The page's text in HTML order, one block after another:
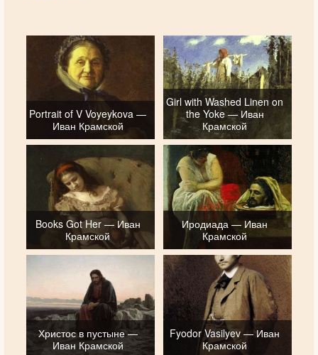
Portrait of V Voyeykova —
Иван Крамской
Girl with Washed Linen on
the Yoke — Иван
Крамской
Books Got Her — Иван
Крамской
Иродиада — Иван
Крамской
Христос в пустыне —
Иван Крамской
Fyodor Vasilyev — Иван
Крамской